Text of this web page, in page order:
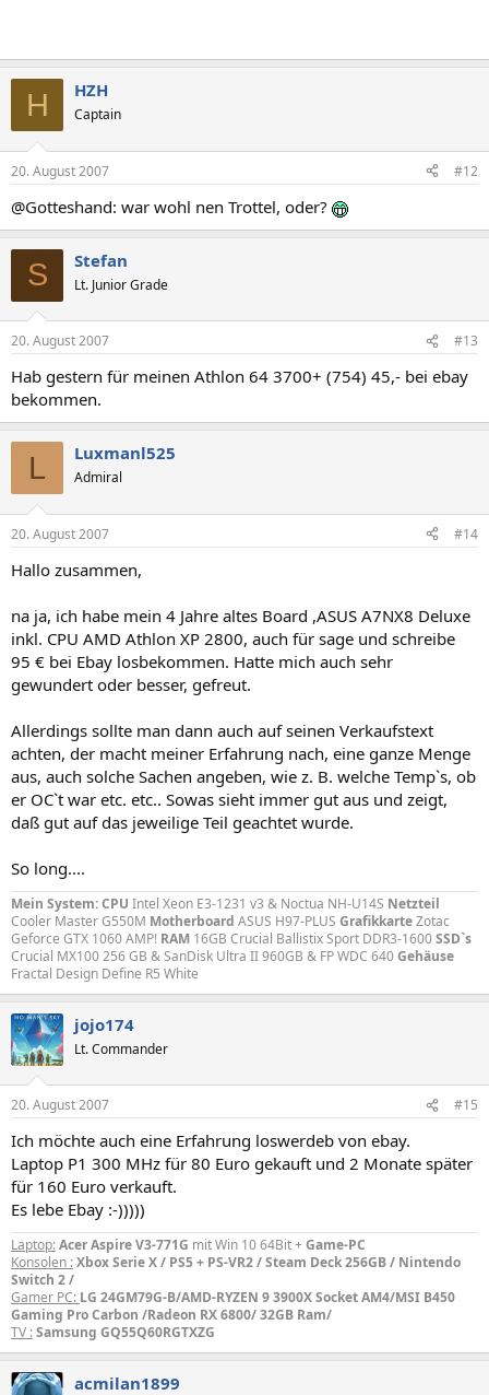
H HZH
Captain
20. August 2007 #12
@Gotteshand: war wohl nen Trottel, oder?
S Stefan
Lt. Junior Grade
20. August 2007 #13
Hab gestern für meinen Athlon 64 3700+ (754) 45,- bei ebay
bekommen.
L Luxmanl525
Admiral
20. August 2007 #14
Hallo zusammen,
na ja, ich habe mein 4 Jahre altes Board ,ASUS A7NX8 Deluxe
inkl. CPU AMD Athlon XP 2800, auch für sage und schreibe
95 € bei Ebay losbekommen. Hatte mich auch sehr
gewundert oder besser, gefreut.
Allerdings sollte man dann auch auf seinen Verkaufstext
achten, der macht meiner Erfahrung nach, eine ganze Menge
aus, auch solche Sachen angeben, wie z. B. welche Temp`s, ob
er OC`t war etc. etc.. Sowas sieht immer gut aus und zeigt,
daß gut auf das jeweilige Teil geachtet wurde.
So long....
Mein System:CPU Intel Xeon E3-1231 v3 & Noctua NH-U14S Netzteil
Cooler Master G550M Motherboard ASUS H97-PLUS GrafikkarteZotac
Geforce GTX 1060 AMP! RAM 16GB Crucial Ballistix Sport DDR3-1600SSD`s
Crucial MX100 256 GB & SanDisk Ultra II 960GB & FP WDC 640Gehäuse
Fractal Design Define R5 White
jojo174
Lt. Commander
20. August 2007 #15
Ich möchte auch eine Erfahrung loswerdeb von ebay.
Laptop P1 300 MHz für 80 Euro gekauft und 2 Monate später
für 160 Euro verkauft.
Es lebe Ebay :-)))))
Laptop:Acer Aspire V3-771G mit Win 10 64Bit +Game-PC
Konsolen :Xbox Serie X / PS5 + PS-VR2 / Steam Deck 256GB / Nintendo
Switch 2 /
Gamer PC: LG 24GM79G-B/AMD-RYZEN 9 3900X Socket AM4/MSI B450
Gaming Pro Carbon /Radeon RX 6800/ 32GB Ram/
TV :Samsung GQ55Q60RGTXZG
acmilan1899